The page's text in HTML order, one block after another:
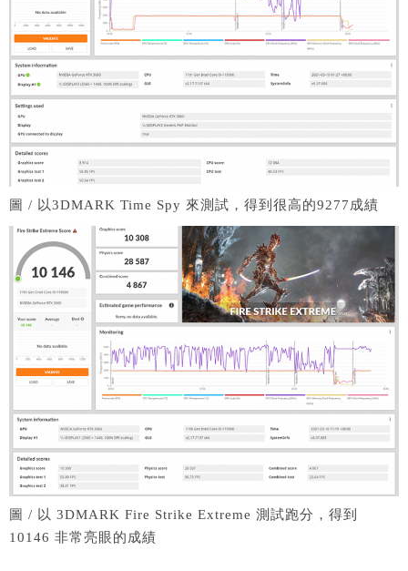
圖 / 以3DMARK Time Spy 來測試，得到很高的9277成績
圖 / 以 3DMARK Fire Strike Extreme 測試跑分，得到
10146 非常亮眼的成績